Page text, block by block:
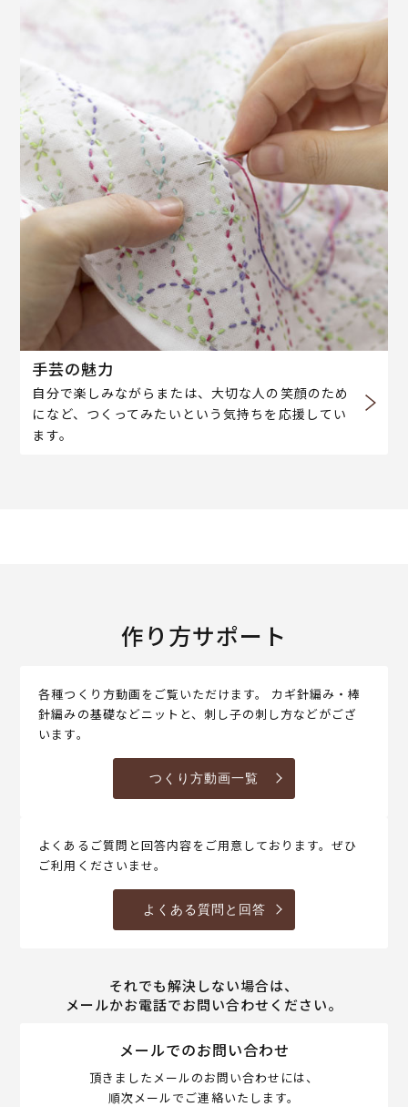
手芸の魅力
自分で楽しみながらまたは、大切な人の笑顔のため
になど、つくってみたいという気持ちを応援してい
ます。
作り方サポート
各種つくり方動画をご覧いただけます。 カギ針編み・棒
針編みの基礎などニットと、刺し子の刺し方などがござ
います。
つくり方動画一覧
よくあるご質問と回答内容をご用意しております。ぜひ
ご利用くださいませ。
よくある質問と回答
それでも解決しない場合は、
メールかお電話でお問い合わせください。
メールでのお問い合わせ
頂きましたメールのお問い合わせには、
順次メールでご連絡いたします。